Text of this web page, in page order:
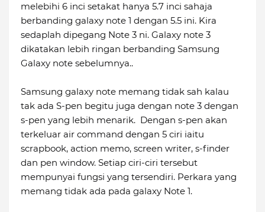
melebihi 6 inci setakat hanya 5.7 inci sahaja
berbanding galaxy note 1 dengan 5.5 ini. Kira
sedaplah dipegang Note 3 ni. Galaxy note 3
dikatakan lebih ringan berbanding Samsung
Galaxy note sebelumnya..
Samsung galaxy note memang tidak sah kalau
tak ada S-pen begitu juga dengan note 3 dengan
s-pen yang lebih menarik. Dengan s-pen akan
terkeluar air command dengan 5 ciri iaitu
scrapbook, action memo, screen writer, s-finder
dan pen window. Setiap ciri-ciri tersebut
mempunyai fungsi yang tersendiri. Perkara yang
memang tidak ada pada galaxy Note 1.